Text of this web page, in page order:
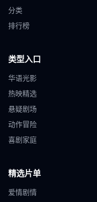
分类
排行榜
类型入口
华语光影
热映精选
悬疑剧场
动作冒险
喜剧家庭
精选片单
爱情剧情